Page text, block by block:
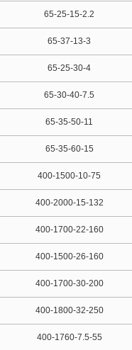
65-25-15-2.2
65-37-13-3
65-25-30-4
65-30-40-7.5
65-35-50-11
65-35-60-15
400-1500-10-75
400-2000-15-132
400-1700-22-160
400-1500-26-160
400-1700-30-200
400-1800-32-250
400-1760-7.5-55